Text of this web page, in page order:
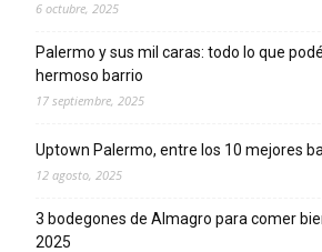
6 octubre, 2025
Palermo y sus mil caras: todo lo que
hermoso barrio
17 septiembre, 2025
Uptown Palermo, entre los 10 mejores
12 agosto, 2025
3 bodegones de Almagro para comer
2025